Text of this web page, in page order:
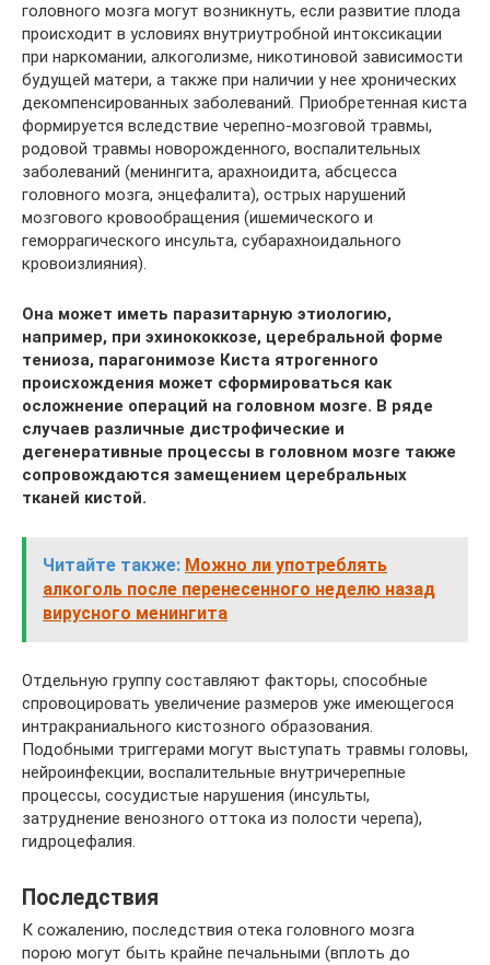
головного мозга могут возникнуть, если развитие плода
происходит в условиях внутриутробной интоксикации
при наркомании, алкоголизме, никотиновой зависимости
будущей матери, а также при наличии у нее хронических
декомпенсированных заболеваний. Приобретенная киста
формируется вследствие черепно-мозговой травмы,
родовой травмы новорожденного, воспалительных
заболеваний (менингита, арахноидита, абсцесса
головного мозга, энцефалита), острых нарушений
мозгового кровообращения (ишемического и
геморрагического инсульта, субарахноидального
кровоизлияния).
Она может иметь паразитарную этиологию,
например, при эхинококкозе, церебральной форме
тениоза, парагонимозе Киста ятрогенного
происхождения может сформироваться как
осложнение операций на головном мозге. В ряде
случаев различные дистрофические и
дегенеративные процессы в головном мозге также
сопровождаются замещением церебральных
тканей кистой.
Читайте также: Можно ли употреблять
алкоголь после перенесенного неделю назад
вирусного менингита
Отдельную группу составляют факторы, способные
спровоцировать увеличение размеров уже имеющегося
интракраниального кистозного образования.
Подобными триггерами могут выступать травмы головы,
нейроинфекции, воспалительные внутричерепные
процессы, сосудистые нарушения (инсульты,
затруднение венозного оттока из полости черепа),
гидроцефалия.
Последствия
К сожалению, последствия отека головного мозга
порою могут быть крайне печальными (вплоть до